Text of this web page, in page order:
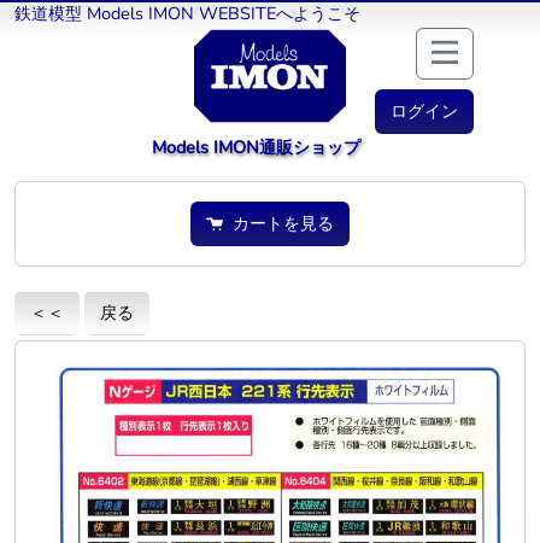
鉄道模型 Models IMON WEBSITEへようこそ
ログイン
Models IMON通販ショップ
カートを見る
＜＜ 戻る